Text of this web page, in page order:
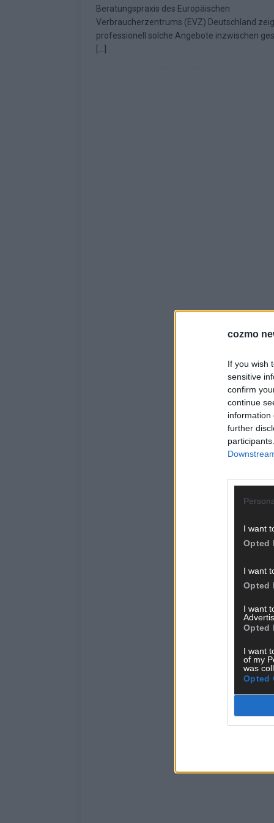
cozmo
If you wish
sensitive
confirm
continue
information
further
I want
Opted
I want
Opted
I want
Opted
I want
of my
was
Opted
Fazit zum ESC 2026 KOMMENTAR
Beratungspraxis des Europäischen
Verbraucherzentrums (EVZ) Deutschland
professionell solche Angebote inzwischen